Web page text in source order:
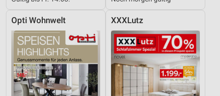
Opti Wohnwelt XXXLutz